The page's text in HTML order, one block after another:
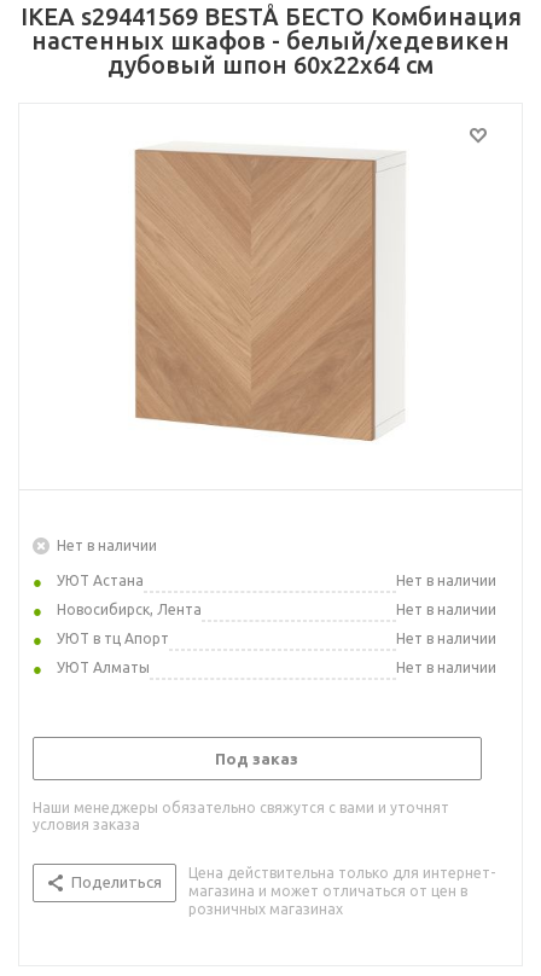
IKEA s29441569 BESTÅ БЕСТО Комбинация
настенных шкафов - белый/хедевикен
дубовый шпон 60x22x64 см
Нет в наличии
УЮТ Астана
Нет в наличии
Новосибирск, Лента
Нет в наличии
УЮТ в тц Апорт
Нет в наличии
УЮТ Алматы
Нет в наличии
Под заказ
Наши менеджеры обязательно свяжутся с вами и уточнят
условия заказа
Поделиться
Цена действительна только для интернет-
магазина и может отличаться от цен в
розничных магазинах